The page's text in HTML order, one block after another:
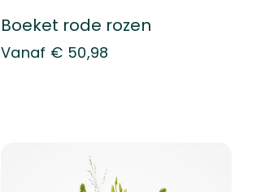
Boeket rode rozen
Vanaf € 50,98